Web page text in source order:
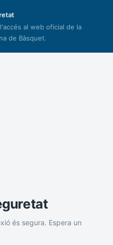
al web oficial de la
de Bàsquet.
és segura. Espera un